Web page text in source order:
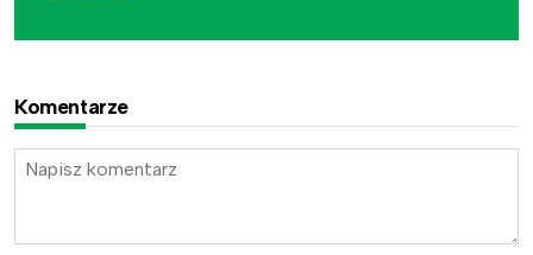
Komentarze